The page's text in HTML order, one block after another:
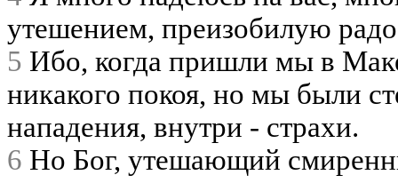
утешением, преизобилую
5 Ибо, когда пришли мы в
никакого покоя, но мы были
нападения, внутри - страхи.
6 Но Бог, утешающий